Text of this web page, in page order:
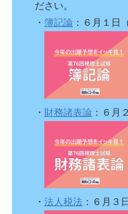
ださい。
・ 簿記論 ：６月１日
・ 財務諸表論 ：６月
・ 法人税法 ：６月３